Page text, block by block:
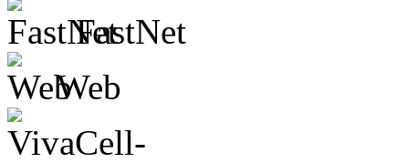
FastNet
Web